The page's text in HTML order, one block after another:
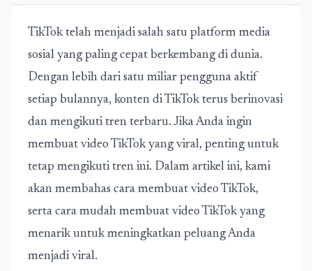
TikTok telah menjadi salah satu platform media
sosial yang paling cepat berkembang di dunia.
Dengan lebih dari satu miliar pengguna aktif
setiap bulannya, konten di TikTok terus berinovasi
dan mengikuti tren terbaru. Jika Anda ingin
membuat video TikTok yang viral, penting untuk
tetap mengikuti tren ini. Dalam artikel ini, kami
akan membahas cara membuat video TikTok,
serta cara mudah membuat video TikTokyang
menarik untuk meningkatkan peluang Anda
menjadi viral.